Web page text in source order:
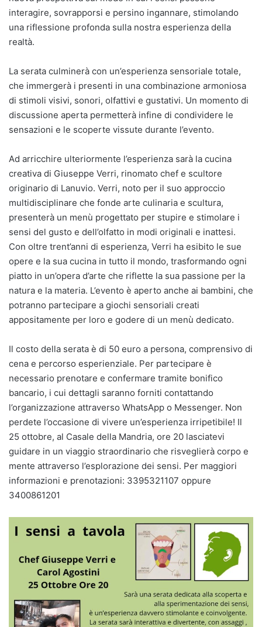
interagire, sovrapporsi e persino ingannare, stimolando
una riflessione profonda sulla nostra esperienza della
realtà.
La serata culminerà con un’esperienza sensoriale totale,
che immergerà i presenti in una combinazione armoniosa
di stimoli visivi, sonori, olfattivi e gustativi. Un momento di
discussione aperta permetterà infine di condividere le
sensazioni e le scoperte vissute durante l’evento.
Ad arricchire ulteriormente l’esperienza sarà la cucina
creativa di Giuseppe Verri, rinomato chef e scultore
originario di Lanuvio. Verri, noto per il suo approccio
multidisciplinare che fonde arte culinaria e scultura,
presenterà un menù progettato per stupire e stimolare i
sensi del gusto e dell’olfatto in modi originali e inattesi.
Con oltre trent’anni di esperienza, Verri ha esibito le sue
opere e la sua cucina in tutto il mondo, trasformando ogni
piatto in un’opera d’arte che riflette la sua passione per la
natura e la materia. L’evento è aperto anche ai bambini, che
potranno partecipare a giochi sensoriali creati
appositamente per loro e godere di un menù dedicato.
Il costo della serata è di 50 euro a persona, comprensivo di
cena e percorso esperienziale. Per partecipare è
necessario prenotare e confermare tramite bonifico
bancario, i cui dettagli saranno forniti contattando
l’organizzazione attraverso WhatsApp o Messenger. Non
perdete l’occasione di vivere un’esperienza irripetibile! Il
25 ottobre, al Casale della Mandria, ore 20 lasciatevi
guidare in un viaggio straordinario che risveglierà corpo e
mente attraverso l’esplorazione dei sensi. Per maggiori
informazioni e prenotazioni: 3395321107 oppure
3400861201